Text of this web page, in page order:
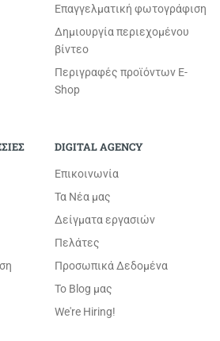
Επαγγελματική φωτογράφιση
Δημιουργία περιεχομένου
βίντεο
Περιγραφές προϊόντων E-
Shop
DIGITAL AGENCY
Επικοινωνία
Τα Νέα μας
Δείγματα εργασιών
Πελάτες
Προσωπικά Δεδομένα
Το Blog μας
We're Hiring!